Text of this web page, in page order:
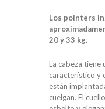
Los pointers
20 y 33 kg.
La cabeza tiene
característico y
están
cuelgan. El